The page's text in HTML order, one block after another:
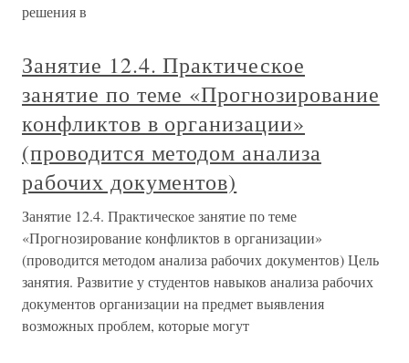
решения в
Занятие 12.4. Практическое
занятие по теме «Прогнозирование
конфликтов в организации»
(проводится методом анализа
рабочих документов)
Занятие 12.4. Практическое занятие по теме
«Прогнозирование конфликтов в организации»
(проводится методом анализа рабочих документов) Цель
занятия. Развитие у студентов навыков анализа рабочих
документов организации на предмет выявления
возможных проблем, которые могут